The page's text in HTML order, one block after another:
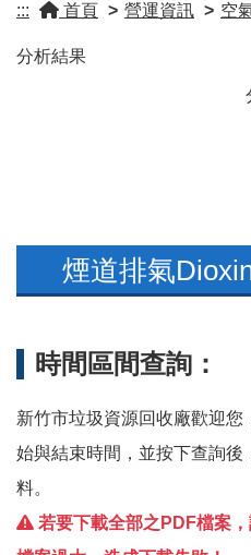
::: 首頁 > 營運資訊 > 空
分析結果
煙道排氣
時間區間查詢：
新竹市垃圾資源回收廠歡迎
始與結束時間，並按下查詢後
料。
若要下載全部之PDF檔案